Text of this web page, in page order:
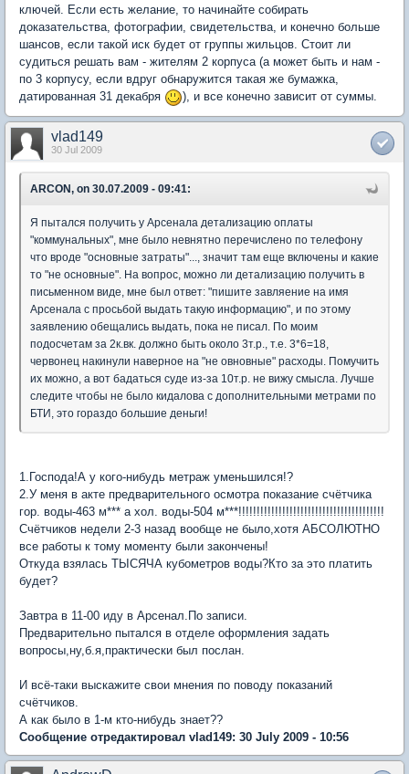
ключей. Если есть желание, то начинайте собирать
доказательства, фотографии, свидетельства, и конечно больше
шансов, если такой иск будет от группы жильцов. Стоит ли
судиться решать вам - жителям 2 корпуса (а может быть и нам -
по 3 корпусу, если вдруг обнаружится такая же бумажка,
датированная 31 декабря
), и все конечно зависит от суммы.
vlad149
30 Jul 2009
ARCON, on 30.07.2009 - 09:41:
Я пытался получить у Арсенала детализацию оплаты
"коммунальных", мне было невнятно перечислено по телефону
что вроде "основные затраты"..., значит там еще включены и какие
то "не основные". На вопрос, можно ли детализацию получить в
письменном виде, мне был ответ: "пишите завляение на имя
Арсенала с просьбой выдать такую информацию", и по этому
заявлению обещались выдать, пока не писал. По моим
подосчетам за 2к.вк. должно быть около 3т.р., т.е. 3*6=18,
червонец накинули наверное на "не овновные" расходы. Помучить
их можно, а вот бадаться суде из-за 10т.р. не вижу смысла. Лучше
следите чтобы не было кидалова с дополнительными метрами по
БТИ, это гораздо большие деньги!
1.Господа!А у кого-нибудь метраж уменьшился!?
2.У меня в акте предварительного осмотра показание счётчика
гор. воды-463 м*** а хол. воды-504 м***!!!!!!!!!!!!!!!!!!!!!!!!!!!!!!!!!!!!!!!!
Счётчиков недели 2-3 назад вообще не было,хотя АБСОЛЮТНО
все работы к тому моменту были закончены!
Откуда взялась ТЫСЯЧА кубометров воды?Кто за это платить
будет?
Завтра в 11-00 иду в Арсенал.По записи.
Предварительно пытался в отделе оформления задать
вопросы,ну,б.я,практически был послан.
И всё-таки выскажите свои мнения по поводу показаний
счётчиков.
А как было в 1-м кто-нибудь знает??
Сообщение отредактировал vlad149: 30 July 2009 - 10:56